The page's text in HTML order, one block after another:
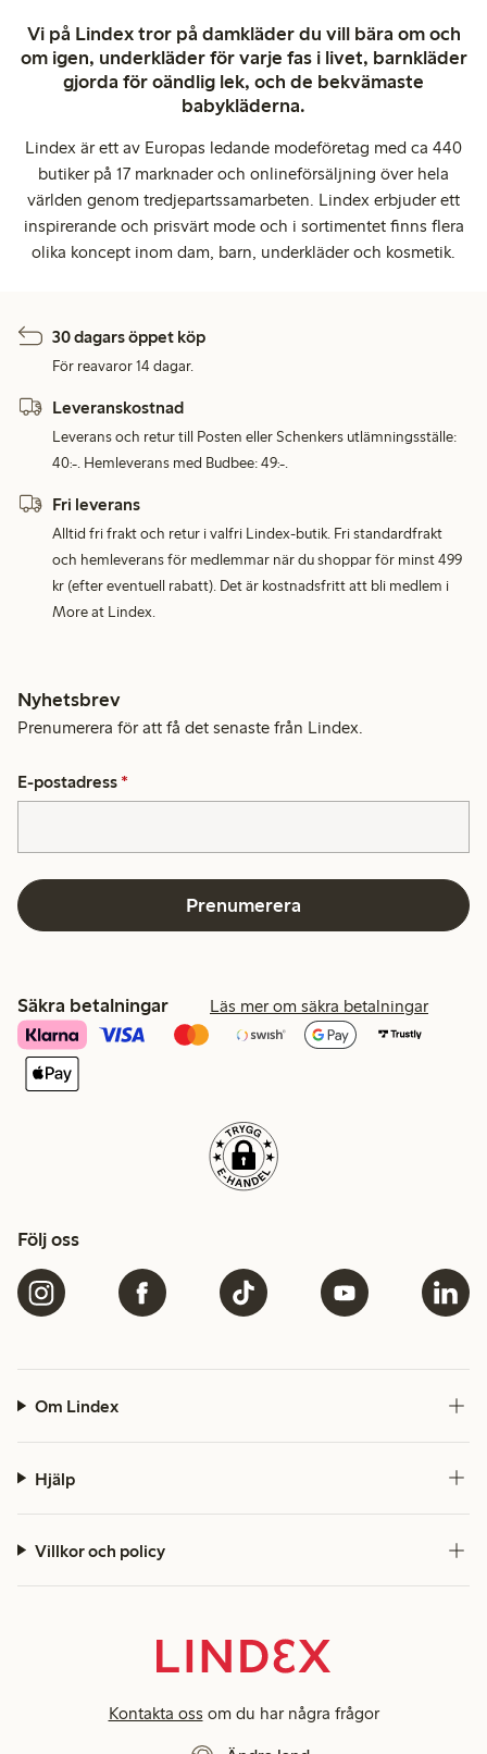
Vi på Lindex tror på damkläder du vill bära om och
om igen, underkläder för varje fas i livet, barnkläder
gjorda för oändlig lek, och de bekvämaste
babykläderna.
Lindex är ett av Europas ledande modeföretag med ca 440
butiker på 17 marknader och onlineförsäljning över hela
världen genom tredjepartssamarbeten. Lindex erbjuder ett
inspirerande och prisvärt mode och i sortimentet finns flera
olika koncept inom dam, barn, underkläder och kosmetik.
30 dagars öppet köp
För reavaror 14 dagar.
Leveranskostnad
Leverans och retur till Posten eller Schenkers utlämningsställe:
40:-. Hemleverans med Budbee: 49:-.
Fri leverans
Alltid fri frakt och retur i valfri Lindex-butik. Fri standardfrakt
och hemleverans för medlemmar när du shoppar för minst 499
kr (efter eventuell rabatt). Det är kostnadsfritt att bli medlem i
More at Lindex.
Nyhetsbrev
Prenumerera för att få det senaste från Lindex.
E-postadress *
Prenumerera
Säkra betalningar Läs mer om säkra betalningar
Följ oss
Om Lindex
Hjälp
Villkor och policy
Kontakta oss om du har några frågor